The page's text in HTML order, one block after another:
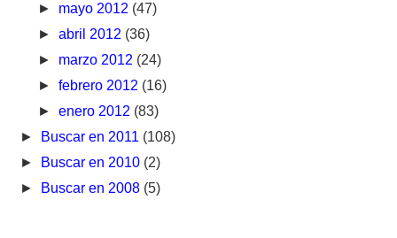
► mayo 2012 (47)
► abril 2012 (36)
► marzo 2012 (24)
► febrero 2012 (16)
► enero 2012 (83)
► Buscar en 2011 (108)
► Buscar en 2010 (2)
► Buscar en 2008 (5)